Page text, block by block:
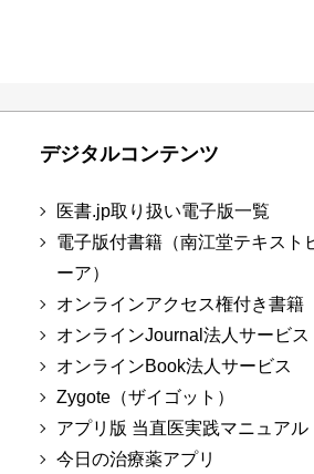
デジタルコンテンツ
医書.jp取り扱い電子版一覧
電子版付書籍（南江堂テキスト
ーア）
オンラインアクセス権付き書籍
オンラインJournal法人サービス
オンラインBook法人サービス
Zygote（ザイゴット）
アプリ版 当直医実践マニュアル
今日の治療薬アプリ